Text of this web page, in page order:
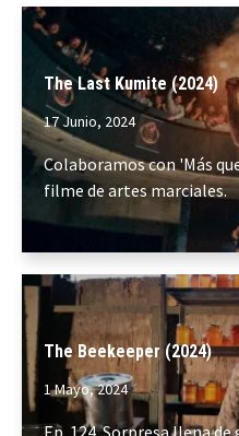
The Last Kumite (2024)
17 Junio, 2024
Colaboramos con 'Más
filme de artes marciales.
The Beekeeper (2024)
1 Mayo, 2024
Ep. 124. Sorpresa llena